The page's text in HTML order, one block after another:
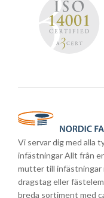
Vi servar dig med alla
infästningar Allt från
mutter till infästningar
dragstag eller
breda sortiment med